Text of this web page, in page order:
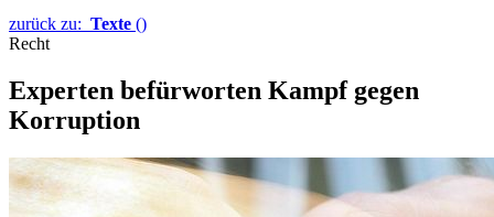
zurück zu: Texte ()
Recht
Experten befürworten Kampf gegen
Korruption